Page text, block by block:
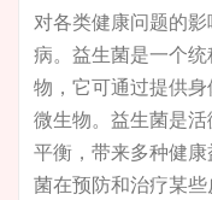
对各类健康问题的
病。益生菌是一个
物，它可通过提供
微生物。益生菌是
平衡，带来多种健
菌在预防和治疗某